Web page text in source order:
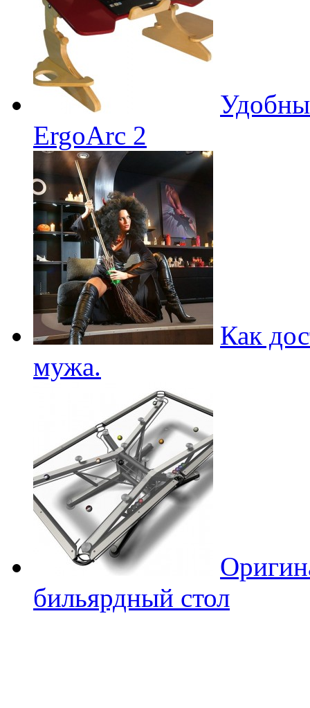
ErgoArc 2
Как
мужа.
бильярдный стол